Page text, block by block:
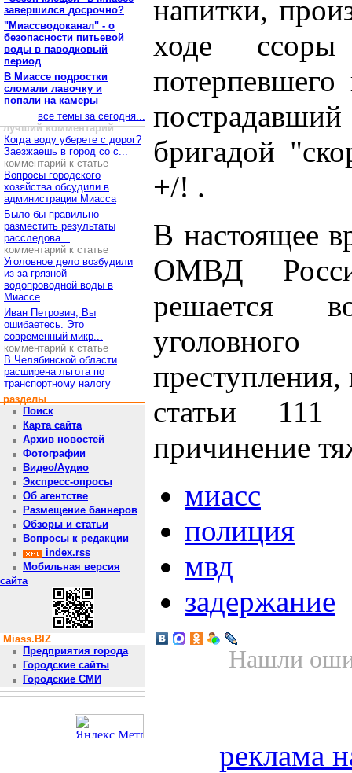
завершился досрочно?
"Миассводоканал" - о
безопасности питьевой
воды в паводковый
период
В Миассе подростки
сломали лавочку и
попали на камеры
все темы за сегодня...
лучший комментарий
Когда воду уберете с дорог?
Заезжаешь в город со с...
комментарий к статье
Вопросы городского
хозяйства обсудили в
администрации Миасса
Было бы правильно
разместить результаты
расследова...
комментарий к статье
Уголовное дело возбудили
из-за грязной
водопроводной воды в
Миассе
Иван Петрович, Вы
ошибаетесь. Это
современный микр...
комментарий к статье
В Челябинской области
расширена льгота по
транспортному налогу
разделы
Поиск
Карта сайта
Архив новостей
Фотографии
Видео/Аудио
Экспресс-опросы
Об агентстве
Размещение баннеров
Обзоры и статьи
Вопросы к редакции
index.rss
Мобильная версия
сайта
Miass.BIZ
Предприятия города
Городские сайты
Городские СМИ
напитки,
ходе ссоры
бригадой
+/! .
В настоящее
ОМВД
решается
статьи
причинение
миасс
полиция
мвд
задержание
Нашли
реклама